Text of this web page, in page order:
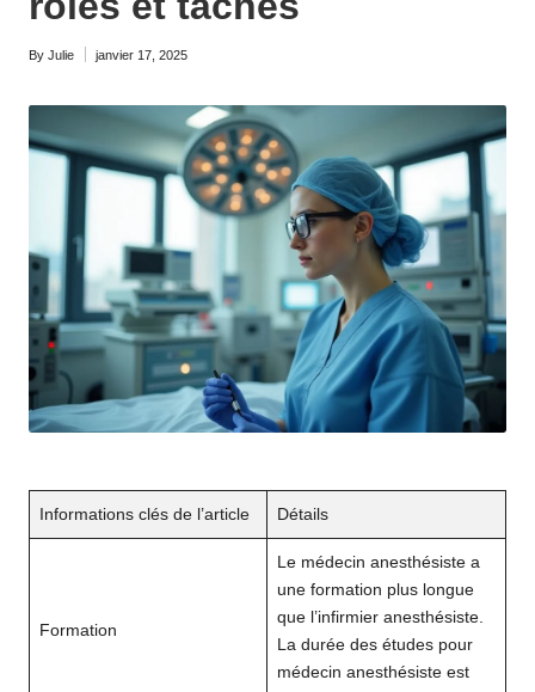
.f
r
vers
!
Posted
By Julie janvier 17, 2025
Informations clés de l’article Détails
Formation
Le médecin anesthésiste a
une formation plus longue
que l’infirmier anesthésiste.
La durée des études pour
médecin anesthésiste est